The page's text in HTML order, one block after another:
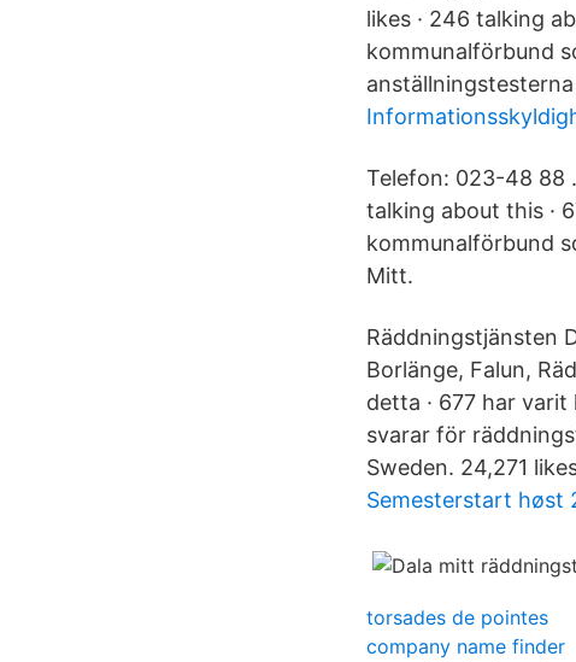
likes · 246 talking
kommunalförbund
Telefon: 023-48 88
talking about this ·
kommunalförbund
Mitt.
Räddningstjänsten
Borlänge, Falun,
detta · 677 har
svarar för
Sweden. 24,271
Semesterstart høst
torsades de pointes
company name finder